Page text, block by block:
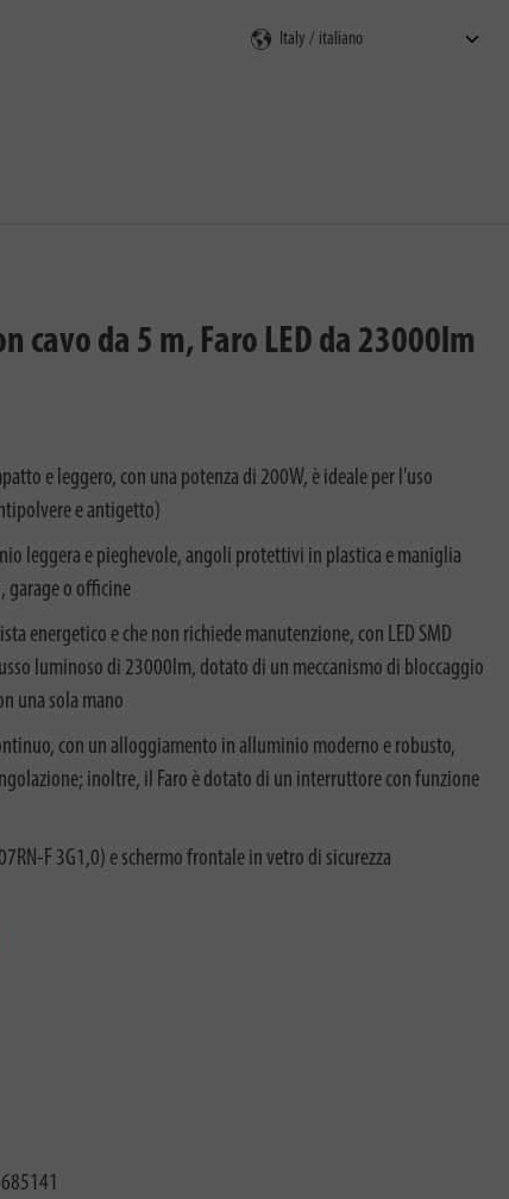
cavo da 5 m, Faro LED da 23000lm
e leggero, con una potenza di 200W, è ideale per l'uso
e antigetto)
leggera e pieghevole, angoli protettivi in plastica e maniglia
garage o officine
energetico e che non richiede manutenzione, con LED SMD
luminoso di 23000lm, dotato di un meccanismo di bloccaggio
una sola mano
con un alloggiamento in alluminio moderno e robusto,
inoltre, il Faro è dotato di un interruttore con funzione
F 3G1,0) e schermo frontale in vetro di sicurezza